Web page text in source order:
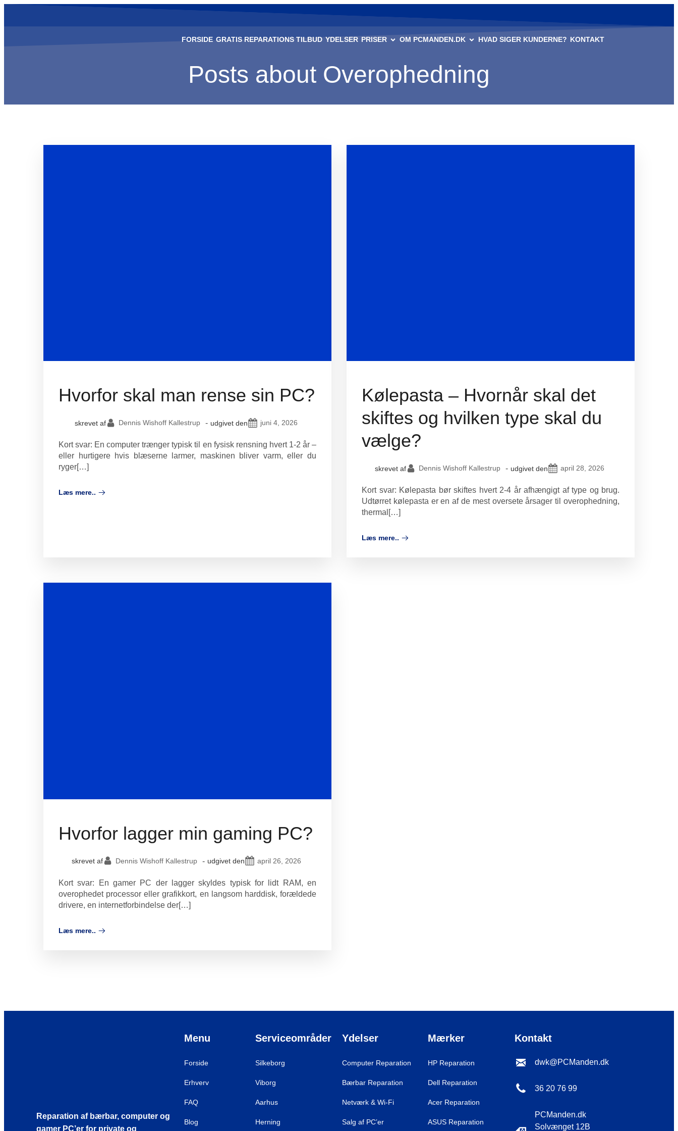
FORSIDE GRATIS REPARATIONS TILBUD YDELSER PRISER OM PCMANDEN.DK HVAD SIGER KUNDERNE? KONTAKT
Posts about Overophedning
Hvorfor skal man rense sin PC?
skrevet af Dennis Wishoff Kallestrup - udgivet den juni 4, 2026
Kort svar: En computer trænger typisk til en fysisk rensning hvert 1-2 år –
eller hurtigere hvis blæserne larmer, maskinen bliver varm, eller du
ryger[…]
Læs mere..
Kølepasta – Hvornår skal det
skiftes og hvilken type skal du
vælge?
skrevet af Dennis Wishoff Kallestrup - udgivet den april 28, 2026
Kort svar: Kølepasta bør skiftes hvert 2-4 år afhængigt af type og brug.
Udtørret kølepasta er en af de mest oversete årsager til overophedning,
thermal[…]
Læs mere..
Hvorfor lagger min gaming PC?
skrevet af Dennis Wishoff Kallestrup - udgivet den april 26, 2026
Kort svar: En gamer PC der lagger skyldes typisk for lidt RAM, en
overophedet processor eller grafikkort, en langsom harddisk, forældede
drivere, en internetforbindelse der[…]
Læs mere..
Reparation af bærbar, computer og
gamer PC’er for private og
Menu
Forside
Erhverv
FAQ
Blog
Serviceområder
Silkeborg
Viborg
Aarhus
Herning
Ydelser
Computer Reparation
Bærbar Reparation
Netværk & Wi-Fi
Salg af PC’er
Mærker
HP Reparation
Dell Reparation
Acer Reparation
ASUS Reparation
Kontakt
dwk@PCManden.dk
36 20 76 99
PCManden.dk
Solvænget 12B